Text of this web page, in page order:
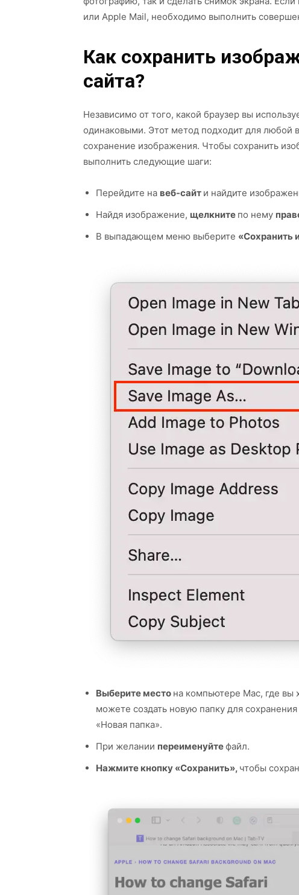
или Apple Mail, необходимо выполнить
Как сохранить
сайта?
Независимо от того, какой браузер вы
одинаковыми. Этот метод подходит для любой
сохранение изображения. Чтобы сохранить
выполнить следующие шаги:
Перейдите на веб-сайт и найдите
Найдя изображение, щелкните по нему
В выпадающем меню выберите «Сохранить
Выберите место на компьютере Mac, где вы
можете создать новую папку для
«Новая папка».
При желании переименуйтефайл.
Нажмите кнопку «Сохранить», чтобы